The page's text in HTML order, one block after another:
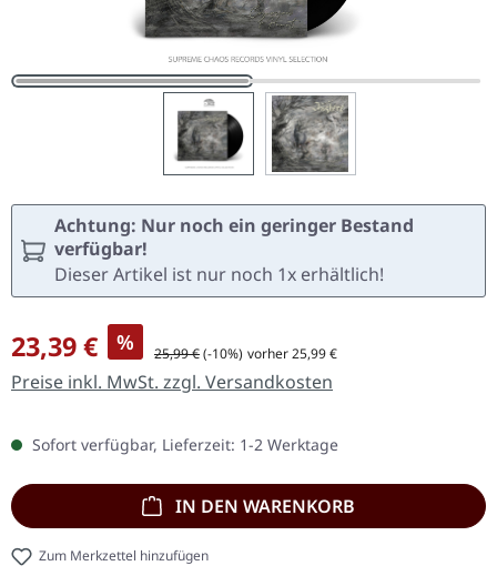
Achtung: Nur noch ein geringer Bestand
verfügbar!
Dieser Artikel ist nur noch 1x erhältlich!
Verkaufspreis:
23,39 € % Regulärer Preis:
25,99 €(-10%) vorher 25,99 €
Preise inkl. MwSt. zzgl. Versandkosten
Sofort verfügbar, Lieferzeit: 1-2 Werktage
IN DEN WARENKORB
Zum Merkzettel hinzufügen